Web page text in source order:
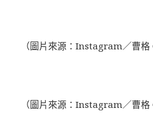
（圖片來源：Instagram／曹格
（圖片來源：Instagram／曹格